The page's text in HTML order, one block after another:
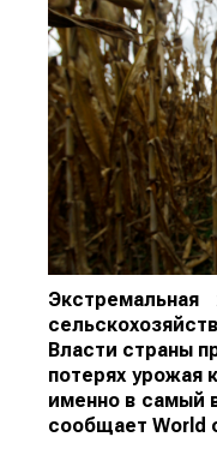
Власти страны
потерях урожая
именно в самый
сообщает World